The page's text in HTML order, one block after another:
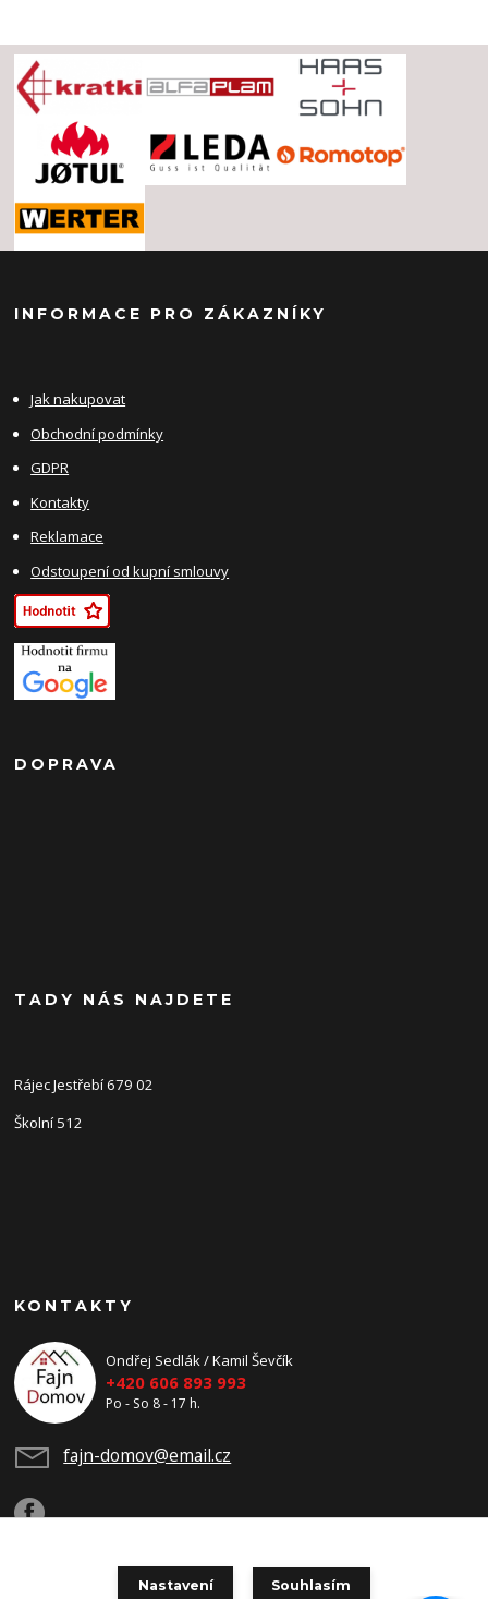
INFORMACE PRO ZÁKAZNÍKY
Jak nakupovat
Obchodní podmínky
GDPR
Kontakty
Reklamace
Odstoupení od kupní smlouvy
DOPRAVA
TADY NÁS NAJDETE
Rájec Jestřebí 679 02
Školní 512
KONTAKTY
Ondřej Sedlák / Kamil Ševčík
+420 606 893 993
Po - So 8 - 17 h.
fajn-domov@email.cz
Nastavení Souhlasím